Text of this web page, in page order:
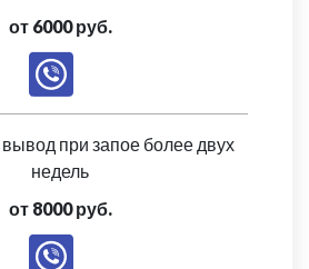
от 6000 руб.
при запое более двух
недель
от 8000 руб.